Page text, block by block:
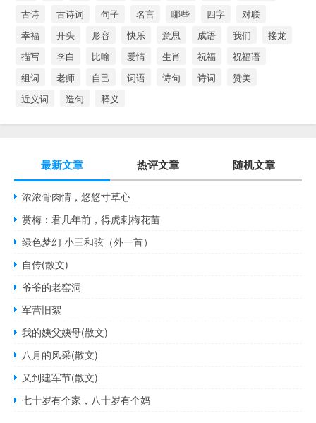
古诗
古诗词 句子 名言 哪些 四字
对联
幸福
开头 形容 快乐 意思 成语 我们
接龙
描写
李白 比喻 爱情 生肖 祝福
祝福语
组词
老师 自己 词语 诗句 诗词
赞美
近义词
造句 释义
最新文章 热评文章 随机文章
浓浓骨肉情，悠悠寸草心
赏梅：君几年前，得虎刺梅花苗
绿色梦幻 小三和弦（外一首）
自传(散文)
爷爷的老窑洞
军营旧絮
我的姨父姨母(散文)
八月的风采(散文)
又到建军节(散文)
七十岁有个家，八十岁有个妈